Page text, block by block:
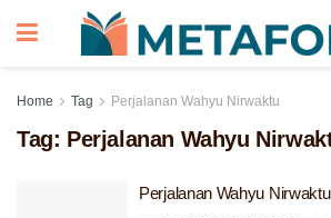
Home Tag Perjalanan Wahyu Nirwaktu
Tag: Perjalanan Wahyu
Perjalanan Wahyu Nirwaktu